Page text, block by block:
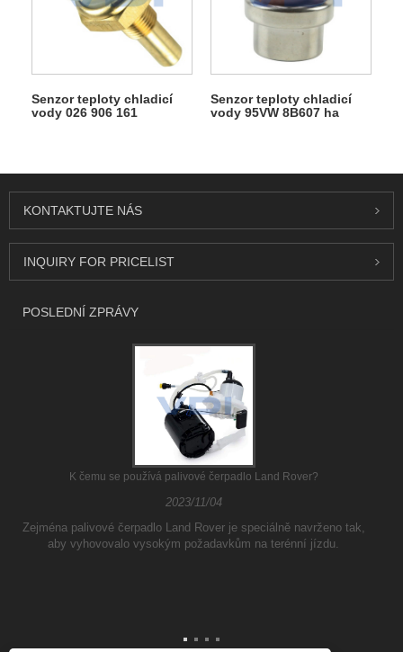
Senzor teploty chladicí
vody 026 906 161
Senzor teploty chladicí
vody 95VW 8B607 ha
KONTAKTUJTE NÁS
INQUIRY FOR PRICELIST
POSLEDNÍ ZPRÁVY
K čemu se používá palivové čerpadlo Land Rover?
2023/11/04
Zejména palivové čerpadlo Land Rover je speciálně navrženo tak,
aby vyhovovalo vysokým požadavkům na terénní jízdu.